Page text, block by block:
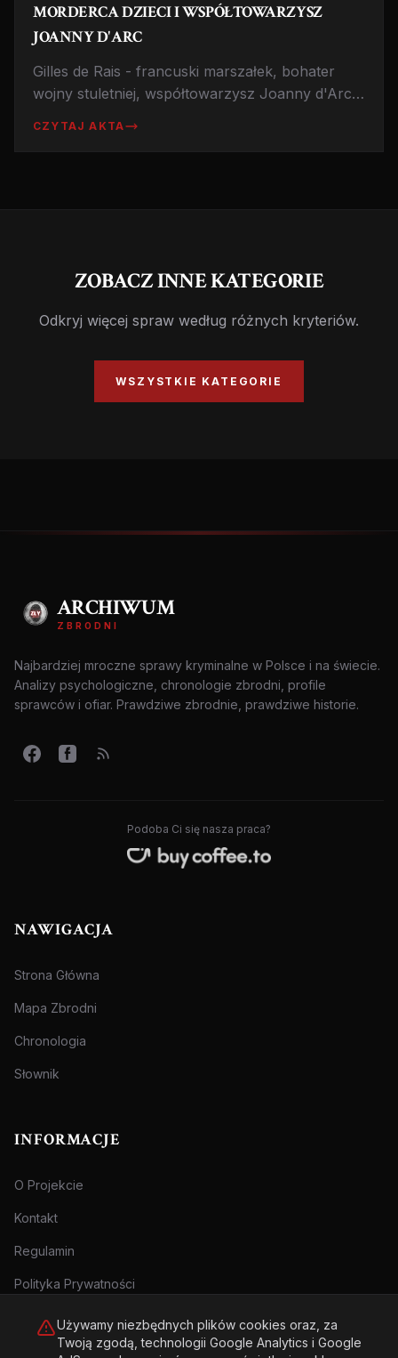
MORDERCA DZIECI I WSPÓŁTOWARZYSZ
JOANNY D'ARC
Gilles de Rais - francuski marszałek, bohater
wojny stuletniej, współtowarzysz Joanny d'Arc,
CZYTAJ AKTA
ZOBACZ INNE KATEGORIE
Odkryj więcej spraw według różnych kryteriów.
WSZYSTKIE KATEGORIE
ARCHIWUM
ZBRODNI
Najbardziej mroczne sprawy kryminalne w Polsce i na świecie.
Analizy psychologiczne, chronologie zbrodni, profile
sprawców i ofiar. Prawdziwe zbrodnie, prawdziwe historie.
Podoba Ci się nasza praca?
NAWIGACJA
Strona Główna
Mapa Zbrodni
Chronologia
Słownik
INFORMACJE
O Projekcie
Kontakt
Regulamin
Polityka Prywatności
Używamy niezbędnych plików cookies oraz, za
Twoją zgodą, technologii Google Analytics i Google